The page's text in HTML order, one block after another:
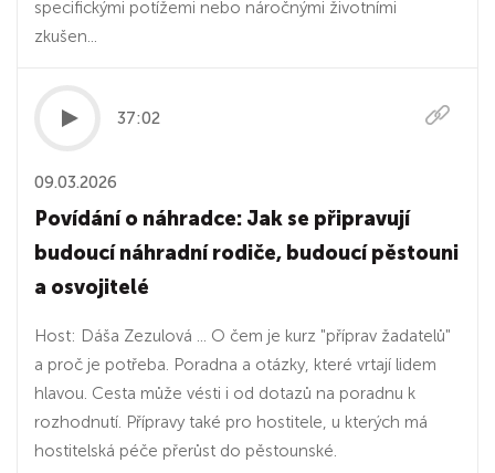
specifickými potížemi nebo náročnými životními
zkušen...
37:02
09.03.2026
Povídání o náhradce: Jak se připravují
budoucí náhradní rodiče, budoucí pěstouni
a osvojitelé
Host: Dáša Zezulová ... O čem je kurz "příprav žadatelů"
a proč je potřeba. Poradna a otázky, které vrtají lidem
hlavou. Cesta může vésti i od dotazů na poradnu k
rozhodnutí. Přípravy také pro hostitele, u kterých má
hostitelská péče přerůst do pěstounské.